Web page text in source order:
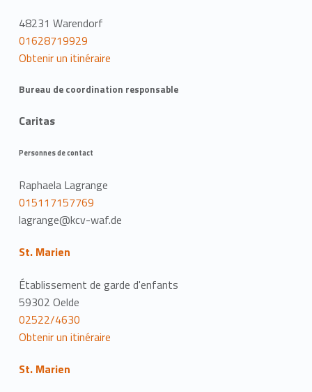
48231 Warendorf
01628719929
Obtenir un itinéraire
Bureau de coordination responsable
Caritas
Personnes de contact
Raphaela Lagrange
015117157769
lagrange@kcv-waf.de
St. Marien
Établissement de garde d'enfants
59302 Oelde
02522/4630
Obtenir un itinéraire
St. Marien